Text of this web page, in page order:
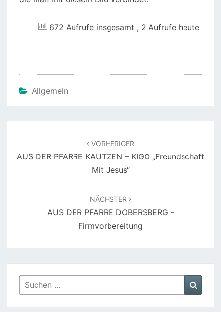
672 Aufrufe insgesamt , 2 Aufrufe heute
Allgemein
VORHERIGER
AUS DER PFARRE KAUTZEN – KIGO „Freundschaft
Mit Jesus“
NÄCHSTER
AUS DER PFARRE DOBERSBERG -
Firmvorbereitung
Suchen
nach: